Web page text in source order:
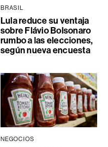
BRASIL
Lula reduce su ventaja
sobre Flávio Bolsonaro
rumbo a las elecciones,
según nueva encuesta
NEGOCIOS